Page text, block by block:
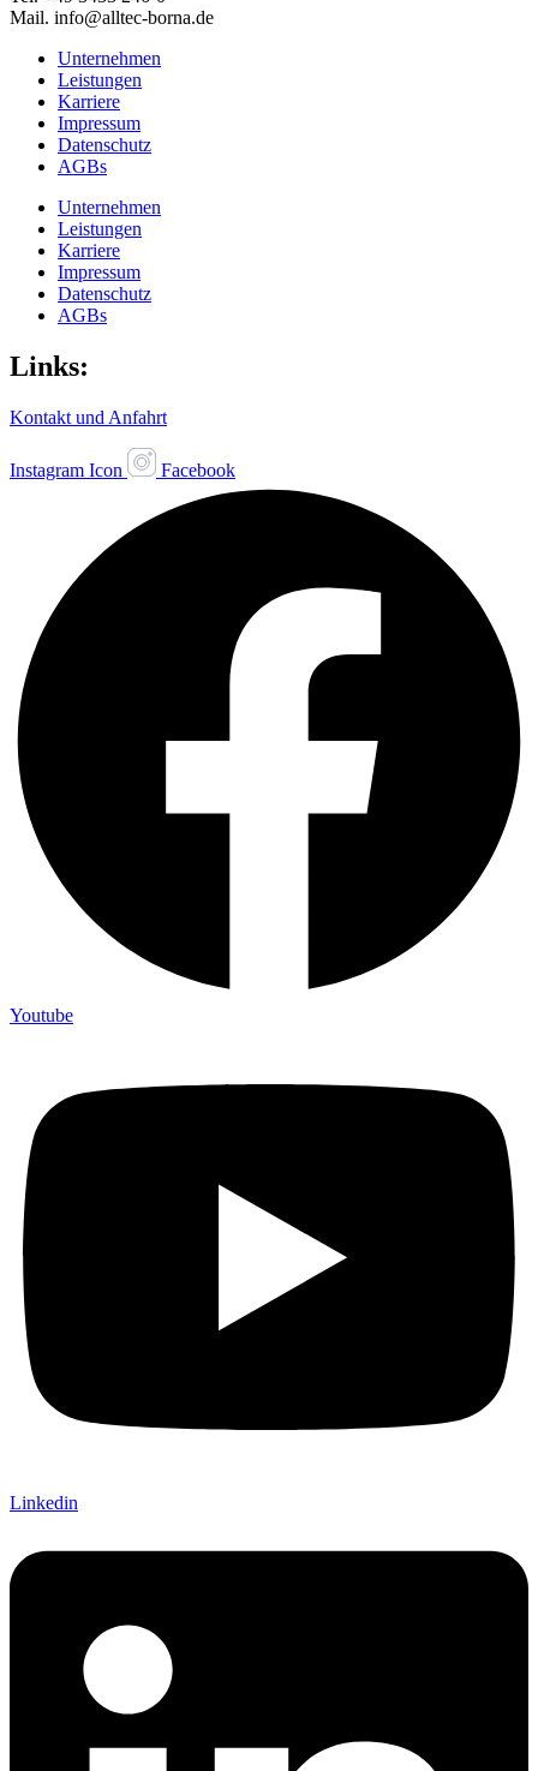
Mail. info@alltec-borna.de
Unternehmen
Leistungen
Karriere
Impressum
Datenschutz
AGBs
Unternehmen
Leistungen
Karriere
Impressum
Datenschutz
AGBs
Links:
Kontakt und Anfahrt
Instagram Icon Facebook
Youtube
Linkedin